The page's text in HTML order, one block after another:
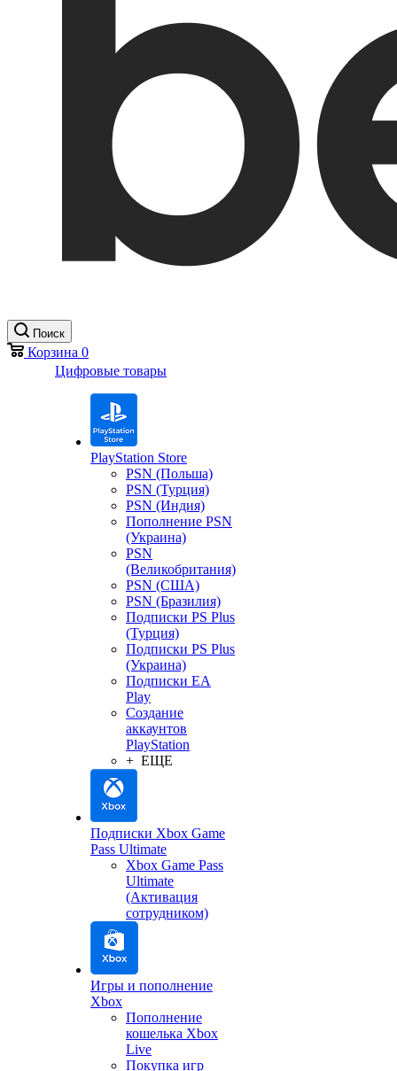
Поиск
Корзина 0
Цифровые товары
PlayStation Store
PSN (Польша)
PSN (Турция)
PSN (Индия)
Пополнение PSN
(Украина)
PSN
(Великобритания)
PSN (США)
PSN (Бразилия)
Подписки PS Plus
(Турция)
Подписки PS Plus
(Украина)
Подписки EA
Play
Создание
аккаунтов
PlayStation
+ ЕЩЕ
Подписки Xbox Game
Pass Ultimate
Xbox Game Pass
Ultimate
(Активация
сотрудником)
Игры и пополнение
Xbox
Пополнение
кошелька Xbox
Live
Покупка игр